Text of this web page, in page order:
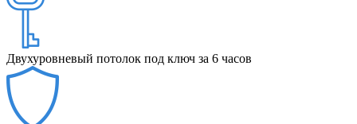
Двухуровневый потолок под ключ за 6 часов